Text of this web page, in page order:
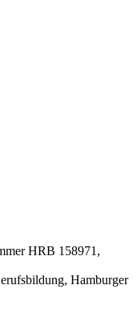
HRB 158971,
Hamburger